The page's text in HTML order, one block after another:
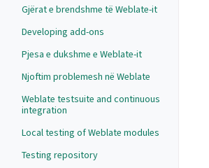
Gjërat e brendshme të Weblate-it
Developing add-ons
Pjesa e dukshme e Weblate-it
Njoftim problemesh në Weblate
Weblate testsuite and continuous
integration
Local testing of Weblate modules
Testing repository